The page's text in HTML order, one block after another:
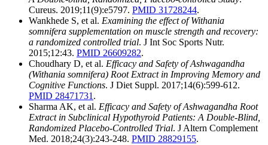
Cureus. 2019;11(9):e5797. PMID 31728244.
Wankhede S, et al. Examining the effect of Withania
somnifera supplementation on muscle strength and recovery:
a randomized controlled trial. J Int Soc Sports Nutr.
2015;12:43. PMID 26609282.
Choudhary D, et al. Efficacy and Safety of Ashwagandha
(Withania somnifera) Root Extract in Improving Memory and
Cognitive Functions. J Diet Suppl. 2017;14(6):599-612.
PMID 28471731 .
Sharma AK, et al. Efficacy and Safety of Ashwagandha Root
Extract in Subclinical Hypothyroid Patients: A Double-Blind,
Randomized Placebo-Controlled Trial. J Altern Complement
Med. 2018;24(3):243-248. PMID 28829155.